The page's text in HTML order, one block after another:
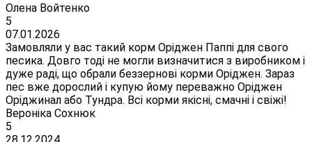
Олена Войтенко
5
07.01.2026
Замовляли у вас такий корм Оріджен Паппі для свого
песика. Довго тоді не могли визначитися з виробником і
дуже раді, що обрали беззернові корми Оріджен. Зараз
пес вже дорослий і купую йому переважно Оріджен
Оріджинал або Тундра. Всі корми якісні, смачні і свіжі!
Вероніка Сохнюк
5